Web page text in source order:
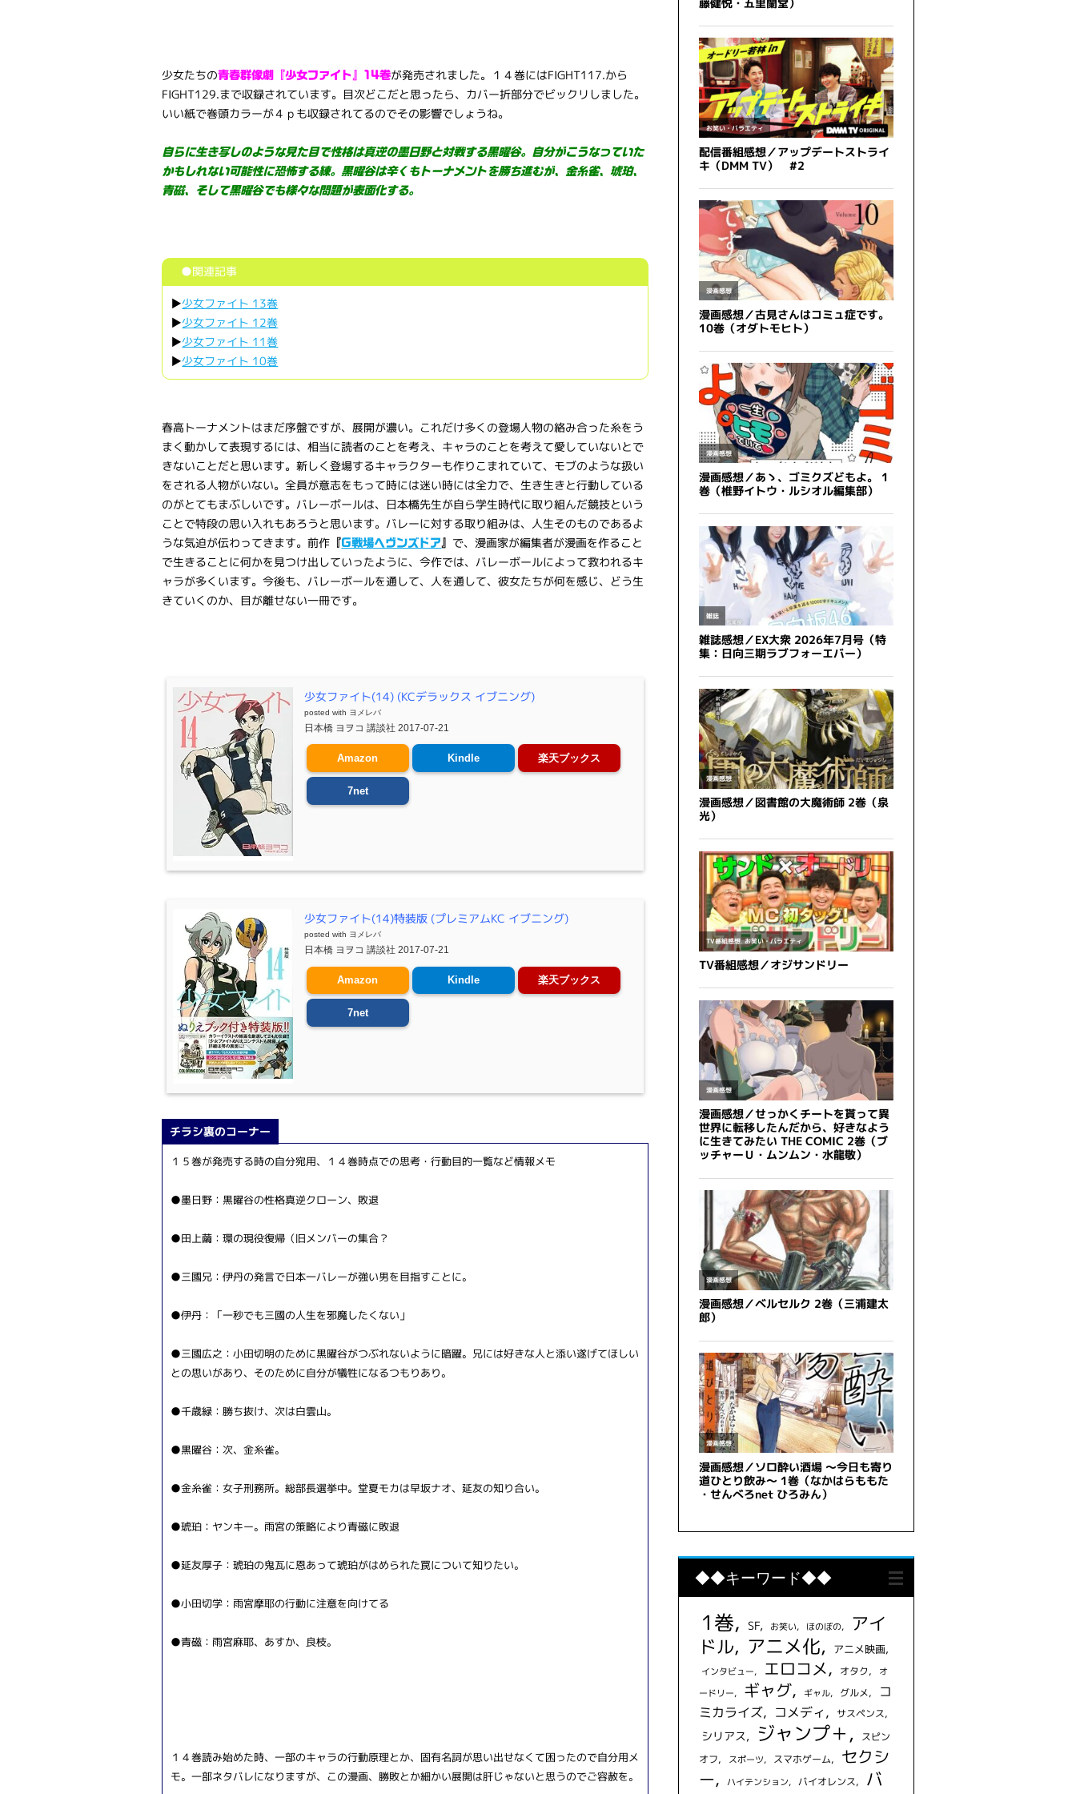
少女たちの青春群像劇『少女ファイト』14巻が発売されました。１４巻にはFIGHT117.から
FIGHT129.まで収録されています。目次どこだと思ったら、カバー折部分でビックリしました。
いい紙で巻頭カラーが４ｐも収録されてるのでその影響でしょうね。
自らに生き写しのような見た目で性格は真逆の墨日野と対戦する黒曜谷。自分がこうなっていた
かもしれない可能性に恐怖する練。黒曜谷は辛くもトーナメントを勝ち進むが、金糸雀、琥珀、
青磁、そして黒曜谷でも様々な問題が表面化する。
●関連記事
▶少女ファイト 13巻
▶少女ファイト 12巻
▶少女ファイト 11巻
▶少女ファイト 10巻
春高トーナメントはまだ序盤ですが、展開が濃い。これだけ多くの登場人物の絡み合った糸をう
まく動かして表現するには、相当に読者のことを考え、キャラのことを考えて愛していないとで
きないことだと思います。新しく登場するキャラクターも作りこまれていて、モブのような扱い
をされる人物がいない。全員が意志をもって時には迷い時には全力で、生き生きと行動している
のがとてもまぶしいです。バレーボールは、日本橋先生が自ら学生時代に取り組んだ競技という
ことで特段の思い入れもあろうと思います。バレーに対する取り組みは、人生そのものであるよ
うな気迫が伝わってきます。前作 『G戦場ヘヴンズドア』 で、漫画家が編集者が漫画を作ること
で生きることに何かを見つけ出していったように、今作では、バレーボールによって救われるキ
ャラが多くいます。今後も、バレーボールを通して、人を通して、彼女たちが何を感じ、どう生
きていくのか、目が離せない一冊です。
少女ファイト(14) (KCデラックス イブニング)
posted with ヨメレバ
日本橋 ヨヲコ 講談社 2017-07-21
Amazon Kindle 楽天ブックス
7net
少女ファイト(14)特装版 (プレミアムKC イブニング)
posted with ヨメレバ
日本橋 ヨヲコ 講談社 2017-07-21
Amazon Kindle 楽天ブックス
7net
チラシ裏のコーナー
１５巻が発売する時の自分宛用、１４巻時点での思考・行動目的一覧など情報メモ
●墨日野：黒曜谷の性格真逆クローン、敗退
●田上繭：環の現役復帰（旧メンバーの集合？
●三國兄：伊丹の発言で日本一バレーが強い男を目指すことに。
●伊丹：「一秒でも三國の人生を邪魔したくない」
●三國広之：小田切明のために黒曜谷がつぶれないように暗躍。兄には好きな人と添い遂げてほしい
との思いがあり、そのために自分が犠牲になるつもりあり。
●千歳緑：勝ち抜け、次は白雲山。
●黒曜谷：次、金糸雀。
●金糸雀：女子刑務所。総部長選挙中。堂夏モカは早坂ナオ、延友の知り合い。
●琥珀：ヤンキー。雨宮の策略により青磁に敗退
●延友厚子：琥珀の鬼瓦に恩あって琥珀がはめられた罠について知りたい。
●小田切学：雨宮摩耶の行動に注意を向けてる
●青磁：雨宮麻耶、あすか、良枝。
１４巻読み始めた時、一部のキャラの行動原理とか、固有名詞が思い出せなくて困ったので自分用メ
モ。一部ネタバレになりますが、この漫画、勝敗とか細かい展開は肝じゃないと思うのでご容赦を。
◆◆キーワード◆◆
1巻 SF お笑い ほのぼの
アイ
ドル
アニメ化 アニメ映画
インタビュー エロコメ オタク
オ
ードリー
ギャグ ギャル グルメ
コ
ミカライズ
コメディ サスペンス
シリアス ジャンプ＋
スピン
オフ
スポーツ スマホゲーム
セクシ
ー
ハイテンション バイオレンス
バ